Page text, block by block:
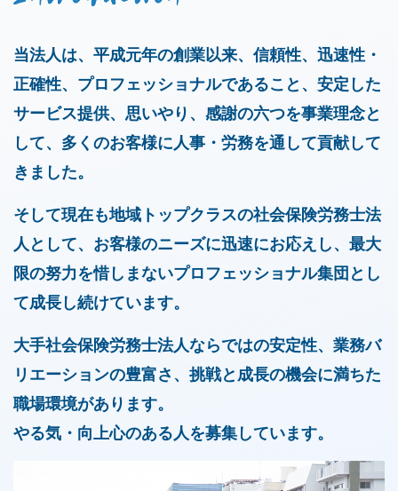
082-293-8102
当法人は、平成元年の創業以来、信頼性、迅速性・
正確性、プロフェッショナルであること、安定した
サービス提供、思いやり、感謝の六つを事業理念と
して、 多くのお客様に人事・労務を通して貢献して
きました。
そして現在も地域トップクラスの社会保険労務士法
人として、 お客様のニーズに迅速にお応えし、最大
限の努力を惜しまないプロフェッショナル集団とし
て成長し続けています。
大手社会保険労務士法人ならではの安定性、業務バ
リエーションの豊富さ、 挑戦と成長の機会に満ちた
職場環境があります。
やる気・向上心のある人を募集しています。